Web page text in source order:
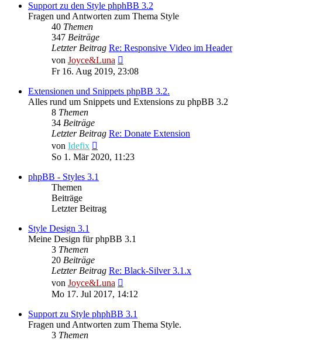
Support zu den Style phphBB 3.2
Fragen und Antworten zum Thema Style
40 Themen
347 Beiträge
Letzter Beitrag Re: Responsive Video im Header
von Joyce&Luna
Beitrag
Fr 16. Aug 2019, 23:08
Extensionen und Snippets phpBB 3.2.
Alles rund um Snippets und Extensions zu phpBB 3.2
8 Themen
34 Beiträge
Letzter Beitrag Re: Donate Extension
von Idefix
Beitrag
So 1. Mär 2020, 11:23
phpBB - Styles 3.1
Themen
Beiträge
Letzter Beitrag
Style Design 3.1
Meine Design für phpBB 3.1
3 Themen
20 Beiträge
Letzter Beitrag Re: Black-Silver 3.1.x
von Joyce&Luna
Beitrag
Mo 17. Jul 2017, 14:12
Support zu Style phphBB 3.1
Fragen und Antworten zum Thema Style.
3 Themen